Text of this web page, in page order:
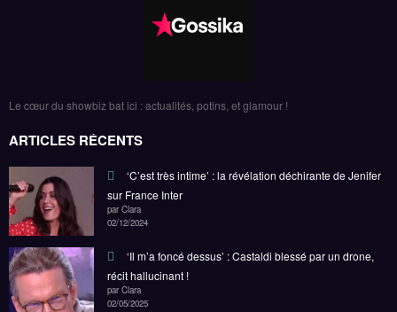
Le cœur du showbiz bat ici : actualités, potins, et glamour !
ARTICLES RÉCENTS